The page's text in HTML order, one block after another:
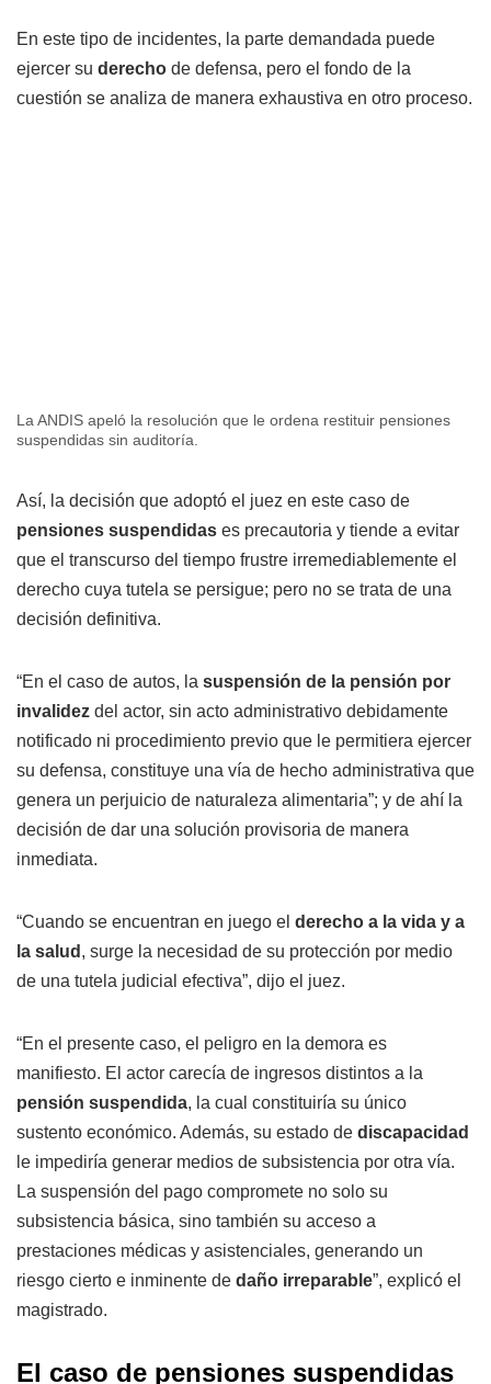
En este tipo de incidentes, la parte demandada puede
ejercer su derecho de defensa, pero el fondo de la
cuestión se analiza de manera exhaustiva en otro proceso.
La ANDIS apeló la resolución que le ordena restituir pensiones
suspendidas sin auditoría.
Así, la decisión que adoptó el juez en este caso de
pensiones suspendidas es precautoria y tiende a evitar
que el transcurso del tiempo frustre irremediablemente el
derecho cuya tutela se persigue; pero no se trata de una
decisión definitiva.
“En el caso de autos, la suspensión de la pensión por
invalidez del actor, sin acto administrativo debidamente
notificado ni procedimiento previo que le permitiera ejercer
su defensa, constituye una vía de hecho administrativa que
genera un perjuicio de naturaleza alimentaria”; y de ahí la
decisión de dar una solución provisoria de manera
inmediata.
“Cuando se encuentran en juego el derecho a la vida y a
la salud , surge la necesidad de su protección por medio
de una tutela judicial efectiva”, dijo el juez.
“En el presente caso, el peligro en la demora es
manifiesto. El actor carecía de ingresos distintos a la
pensión suspendida, la cual constituiría su único
sustento económico. Además, su estado de discapacidad
le impediría generar medios de subsistencia por otra vía.
La suspensión del pago compromete no solo su
subsistencia básica, sino también su acceso a
prestaciones médicas y asistenciales, generando un
riesgo cierto e inminente de daño irreparable”, explicó el
magistrado.
El caso de pensiones suspendidas